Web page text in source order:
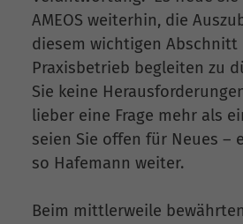
AMEOS weiterhin, die
diesem wichtigen Abschnitt
Praxisbetrieb begleiten zu
Sie keine
lieber eine Frage mehr als
seien Sie offen für Neues –
so Hafemann weiter.
Beim mittlerweile